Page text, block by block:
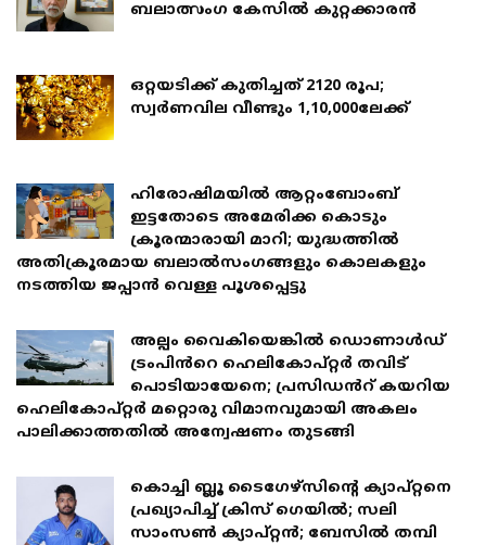
ബലാത്സംഗ കേസില്‍ കുറ്റക്കാരന്‍
ഒറ്റയടിക്ക് കുതിച്ചത് 2120 രൂപ;
സ്വര്‍ണവില വീണ്ടും 1,10,000ലേക്ക്
ഹിരോഷിമയിൽ ആറ്റംബോംബ്
ഇട്ടതോടെ അമേരിക്ക കൊടും
ക്രൂരന്മാരായി മാറി; യുദ്ധത്തിൽ
അതിക്രൂരമായ ബലാൽസംഗങ്ങളും കൊലകളും
നടത്തിയ ജപ്പാൻ വെള്ള പൂശപ്പെട്ടു
അല്പം വൈകിയെങ്കിൽ ഡൊണാൾഡ്
ട്രംപിൻറെ ഹെലികോപ്റ്റർ തവിട്
പൊടിയായേനെ; പ്രസിഡൻറ് കയറിയ
ഹെലികോപ്റ്റർ മറ്റൊരു വിമാനവുമായി അകലം
പാലിക്കാത്തതിൽ അന്വേഷണം തുടങ്ങി
കൊച്ചി ബ്ലൂ ടൈഗേഴ്സിൻ്റെ ക്യാപ്റ്റനെ
പ്രഖ്യാപിച്ച് ക്രിസ് ഗെയിൽ; സലി
സാംസൺ ക്യാപ്റ്റൻ; ബേസിൽ തമ്പി